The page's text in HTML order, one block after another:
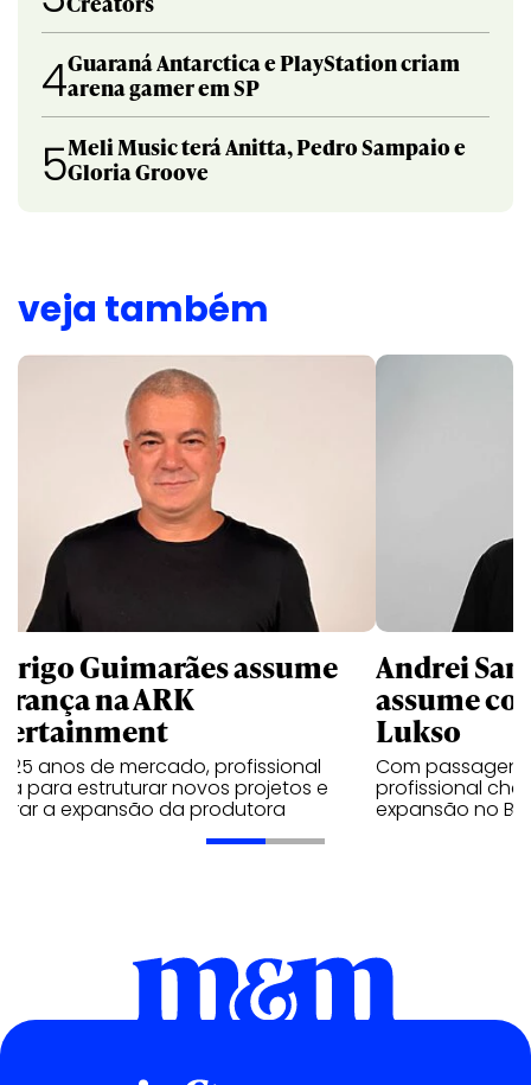
4Guaraná Antarctica e PlayStation criam
arena gamer em SP
5Meli Music terá Anitta, Pedro Sampaio e
Gloria Groove
veja também
Guimarães assume
na ARK
25 anos de mercado, profissional
para estruturar novos projetos e
a expansão da produtora
Andrei
assume
Lukso
Com passagens
profissional
expansão no